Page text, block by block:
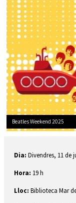
Beatles Weekend 2025
Dia: Divendres, 11 de
Hora: 19 h
Lloc: Biblioteca Mar